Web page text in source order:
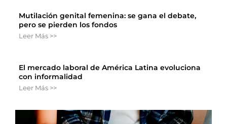
Mutilación genital femenina: se gana el debate,
pero se pierden los fondos
Leer Más >>
El mercado laboral de América Latina evoluciona
con informalidad
Leer Más >>